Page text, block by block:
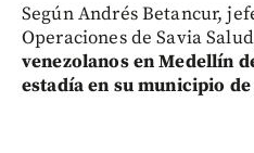
Según Andrés Betancur,
Operaciones de Savia
venezolanos en Medellín
estadía en su municipio